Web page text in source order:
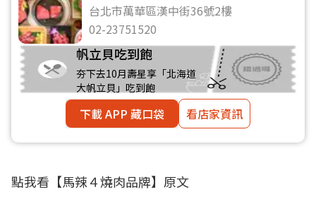
台北市萬華區漢中街36號2樓
02-23751520
帆立貝吃到飽
夯下去10月壽星享「北海道
大帆立貝」吃到飽
下載 APP 藏口袋 看店家資訊
點我看【馬辣４燒肉品牌】原文